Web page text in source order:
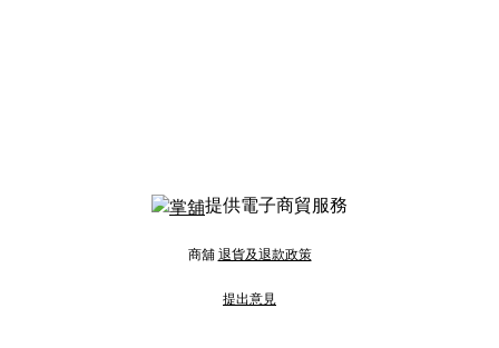
提供電子商貿服務
商舖 退貨及退款政策
提出意見